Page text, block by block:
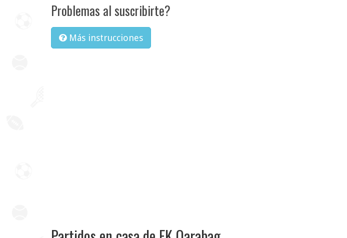
Problemas al suscribirte?
Más instrucciones